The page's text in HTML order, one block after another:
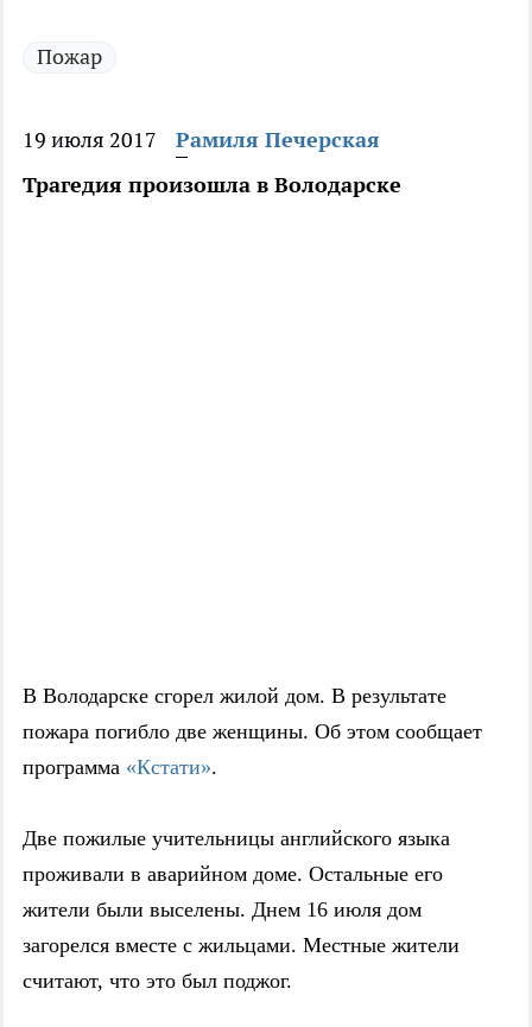
Пожар
19 июля 2017
Рамиля Печерская
Трагедия произошла в Володарске
В Володарске сгорел жилой дом. В результате
пожара погибло две женщины. Об этом сообщает
программа «Кстати».
Две пожилые учительницы английского языка
проживали в аварийном доме. Остальные его
жители были выселены. Днем 16 июля дом
загорелся вместе с жильцами. Местные жители
считают, что это был поджог.